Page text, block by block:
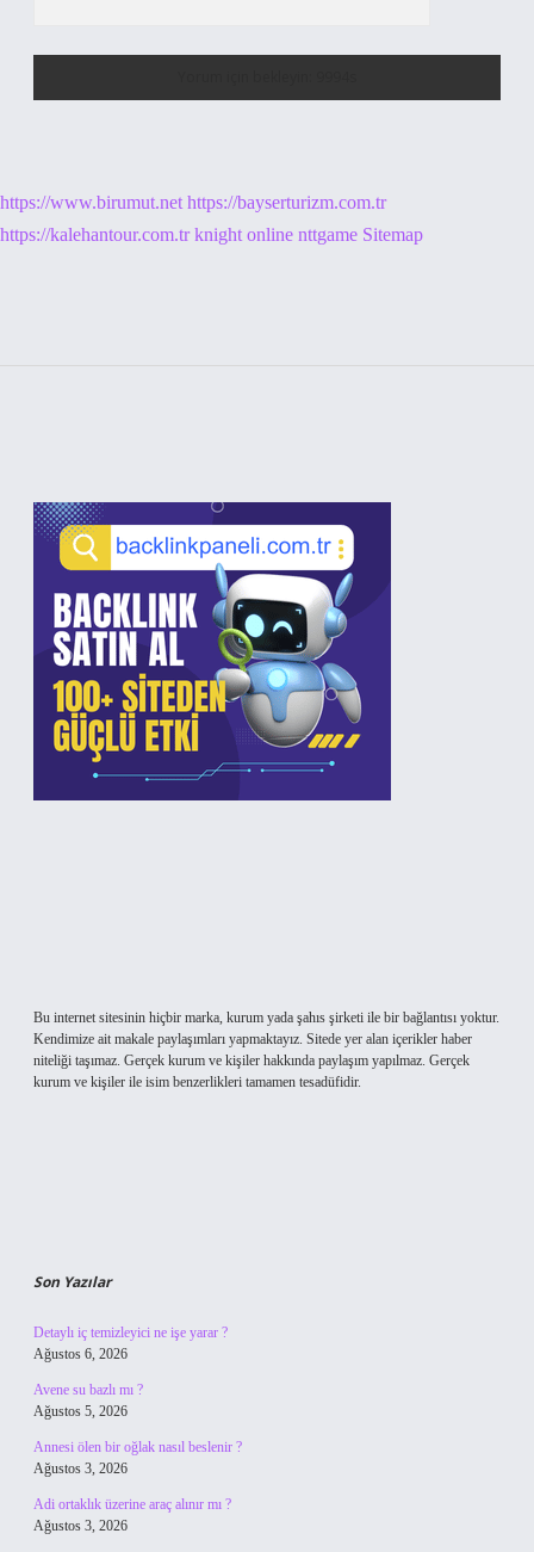
https://www.birumut.net https://bayserturizm.com.tr
https://kalehantour.com.tr knight online nttgame Sitemap
Bu internet sitesinin hiçbir marka, kurum yada şahıs şirketi ile bir bağlantısı yoktur.
Kendimize ait makale paylaşımları yapmaktayız. Sitede yer alan içerikler haber
niteliği taşımaz. Gerçek kurum ve kişiler hakkında paylaşım yapılmaz. Gerçek
kurum ve kişiler ile isim benzerlikleri tamamen tesadüfidir.
Son Yazılar
Detaylı iç temizleyici ne işe yarar ?
Ağustos 6, 2026
Avene su bazlı mı ?
Ağustos 5, 2026
Annesi ölen bir oğlak nasıl beslenir ?
Ağustos 3, 2026
Adi ortaklık üzerine araç alınır mı ?
Ağustos 3, 2026